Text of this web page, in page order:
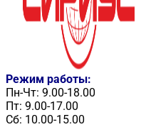
Режим работы:
Пн-Чт: 9.00-18.00
Пт: 9.00-17.00
Сб: 10.00-15.00